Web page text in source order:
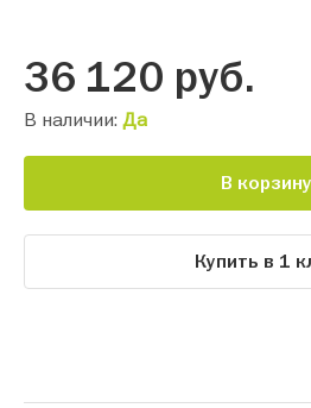
36 120 руб.
В наличии: Да
В корзину
Купить в 1